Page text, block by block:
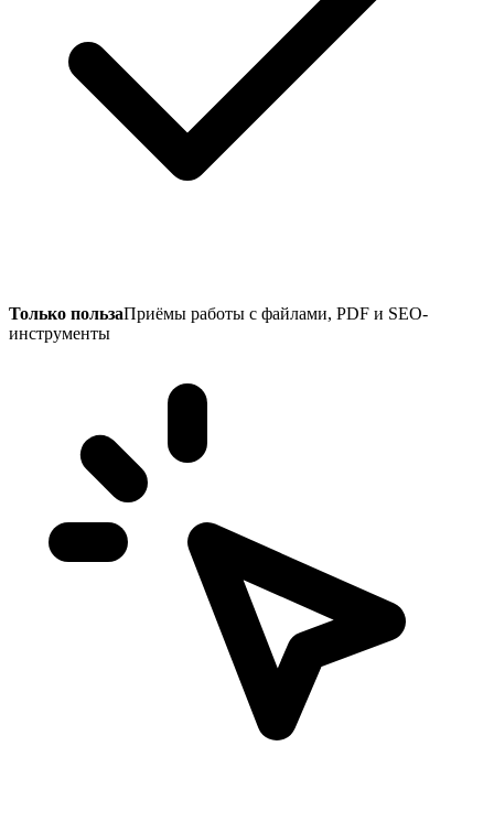
Только пользаПриёмы работы с файлами, PDF и SEO-
инструменты